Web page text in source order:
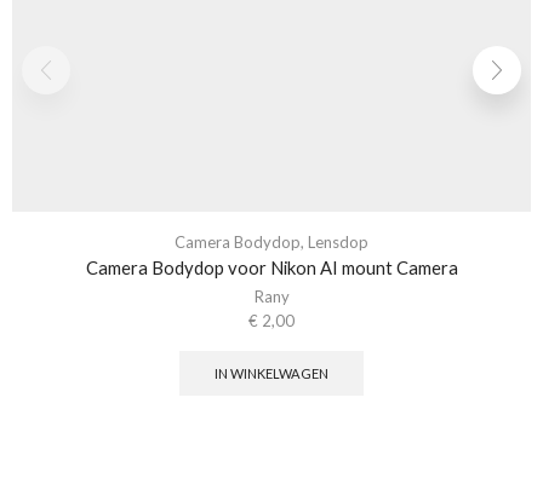
Camera Bodydop, Lensdop
Camera Bodydop voor Nikon AI mount Camera
Rany
€ 2,00
IN WINKELWAGEN